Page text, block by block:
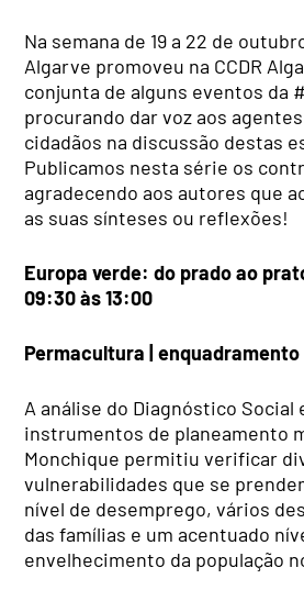
Na semana de 19 a 22 de
Algarve promoveu na CCDR
conjunta de alguns eventos da
procurando dar voz aos
cidadãos na discussão destas
Publicamos nesta série os
agradecendo aos autores que
as suas sínteses ou reflexões!
Europa verde: do prado ao
09:30 às 13:00
Permacultura | enquadramento
A análise do Diagnóstico Social
instrumentos de planeamento
Monchique permitiu verificar
vulnerabilidades que se
nível de desemprego, vários
das famílias e um acentuado
envelhecimento da população